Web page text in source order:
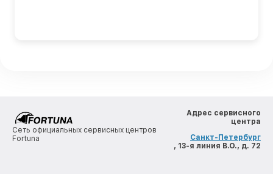
Сеть официальных сервисных центров
Fortuna
Адрес сервисного
центра
Санкт-Петербург
, 13-я линия В.О., д. 72